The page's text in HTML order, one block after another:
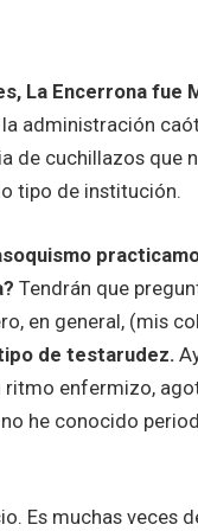
La Encerrona fue
administración
de cuchillazos
tipo de institución.
Tendrán que
en general, (mis
de testarudez.
enfermizo,
he conocido
Es muchas veces